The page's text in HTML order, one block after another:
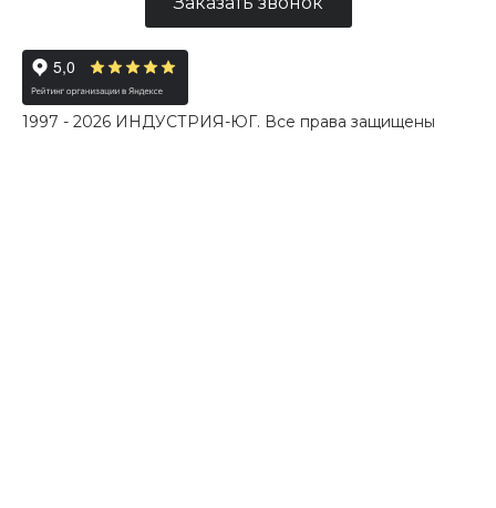
1997 - 2026 ИНДУСТРИЯ-ЮГ. Все права защищены